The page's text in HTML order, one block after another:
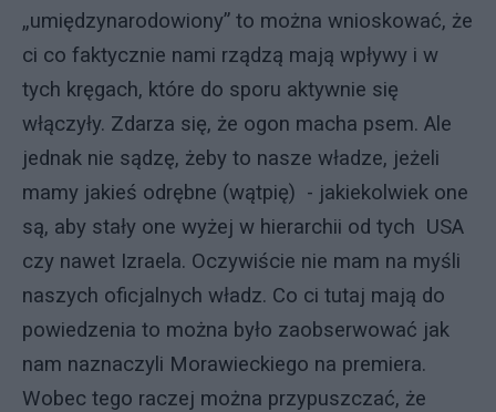
„umiędzynarodowiony” to można wnioskować, że
ci co faktycznie nami rządzą mają wpływy i w
tych kręgach, które do sporu aktywnie się
włączyły. Zdarza się, że ogon macha psem. Ale
jednak nie sądzę, żeby to nasze władze, jeżeli
mamy jakieś odrębne (wątpię) - jakiekolwiek one
są, aby stały one wyżej w hierarchii od tych USA
czy nawet Izraela. Oczywiście nie mam na myśli
naszych oficjalnych władz. Co ci tutaj mają do
powiedzenia to można było zaobserwować jak
nam naznaczyli Morawieckiego na premiera.
Wobec tego raczej można przypuszczać, że